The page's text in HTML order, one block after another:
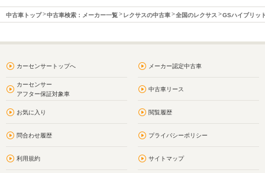
中古車トップ 中古車検索：メーカー一覧 レクサスの中古車 全国のレクサス GSハイブリッ
カーセンサートップへ メーカー認定中古車
カーセンサー
アフター保証対象車
中古車リース
お気に入り 閲覧履歴
問合わせ履歴 プライバシーポリシー
利用規約 サイトマップ